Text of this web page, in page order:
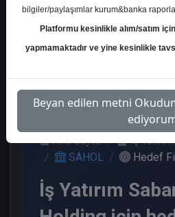
5
Ana Sayfa
İş
SAHOL
Hedef
İş Yatırım
bilgiler/paylaşımlar kurum&banka
Platformu kesinlikle alım/satım
yapmamaktadır ve yine kesinlikle
Beyan edilen metni Okudum,